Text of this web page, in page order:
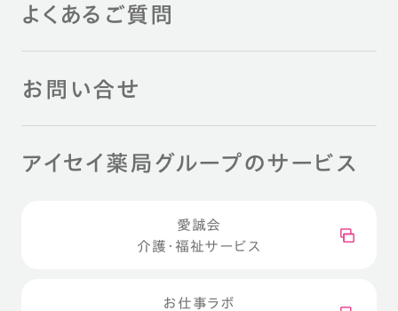
よくあるご質問
お問い合せ
アイセイ薬局グループのサービス
愛誠会
介護・福祉サービス
お仕事ラボ